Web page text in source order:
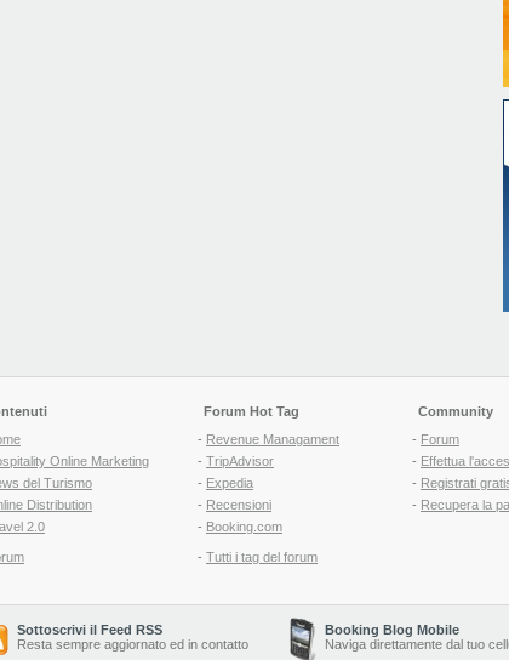
Online Marketing
del Turismo
Distribution
2.0
Forum Hot Tag
- Revenue Managament
- TripAdvisor
- Expedia
- Recensioni
- Booking.com
- Tutti i tag del forum
Community
- Forum
- Effettua
- Registrati
- Recupera la
Sottoscrivi il Feed RSS
Resta sempre aggiornato ed in contatto
Booking Blog Mobile
Naviga direttamente dal tuo